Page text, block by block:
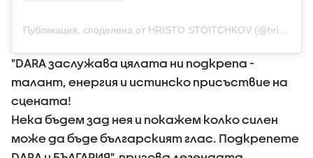
"DARA заслужава цялата ни подкрепа -
талант, енергия и истинско присъствие на
сцената!
Нека бъдем зад нея и покажем колко силен
може да бъде българският глас. Подкрепете